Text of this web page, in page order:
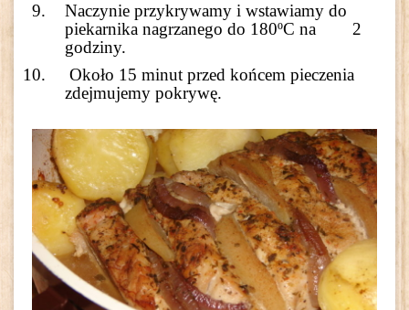
Naczynie przykrywamy i wstawiamy do
piekarnika nagrzanego do 180ºC na 2
godziny.
Około 15 minut przed końcem pieczenia
zdejmujemy pokrywę.